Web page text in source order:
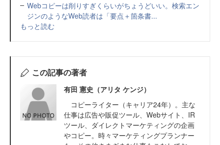
Webコピーは削りすぎくらいがちょうどいい。検索エン
ジンのようなWeb読者は「要点＋箇条書...
もっと読む
この記事の著者
有田 憲史（アリタ ケンジ）
コピーライター（キャリア24年）。主な
仕事は広告や販促ツール、Webサイト、IR
ツール、ダイレクトマーケティングの企画
やコピー。時々マーケティングプランナー